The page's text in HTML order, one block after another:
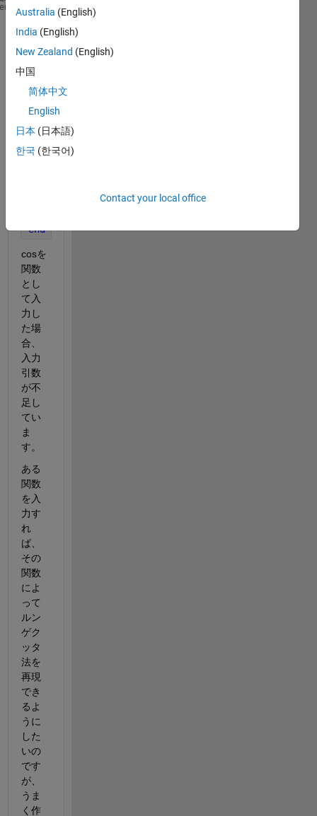
function xy = rk4(fun,x0,xe,h,y0)
x  = linspace(x0,xe,h);
f = @fun(x);
y = zeros(1,h);
dx = (xe-x0)/h;
Y=feval(f,x);
for
k=2:h
    k1 = h*Y(k);
    k4 = h*feval(f,x(k)+k3);
end
cosを
関数
とし
て入
力し
た場
合、
入力
引数
が不
足し
てい
ま
す。
ある
関数
を入
力す
れ
ば、
その
関数
によ
って
ルン
ゲク
ッタ
法を
再現
でき
るよ
うに
した
いの
です
が、
うま
く作
Australia (English)
India (English)
New Zealand (English)
中国
简体中文
English
日本 (日本語)
한국 (한국어)
Contact your local office